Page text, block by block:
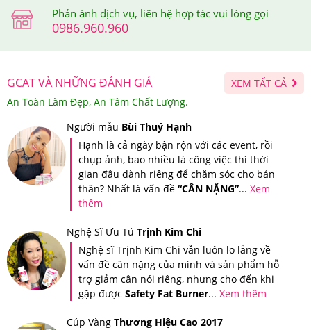
Codeage Amen Omega-3 1500mg phù hợp cho mọi
người tăng cường sức khỏe.
4.Viên Uống Dầu Cá Codeage Amen Omega-3
Bổ sung 2 viên mỗi ngày.
Sản phẩm không phải là thuốc và không có tác dụng
thay thế thuốc.
Phản ánh dịch vụ, liên hệ hợp tác vui lòng gọi
0986.960.960
GCAT VÀ NHỮNG ĐÁNH GIÁ
An Toàn Làm Đẹp, An Tâm Chất Lượng.
XEM TẤT CẢ
Người mẫu Bùi Thuý Hạnh
Hạnh là cả ngày bận rộn với các event, rồi
chụp ảnh, bao nhiều là công việc thì thời
gian đâu dành riêng để chăm sóc cho bản
thân? Nhất là vấn đề “CÂN NẶNG”... Xem
thêm
Nghệ Sĩ Ưu Tú Trịnh Kim Chi
Nghệ sĩ Trịnh Kim Chi vẫn luôn lo lắng về
vấn đề cân nặng của mình và sản phẩm hỗ
trợ giảm cân nói riêng, nhưng cho đến khi
gặp được Safety Fat Burner... Xem thêm
Cúp Vàng Thương Hiệu Cao 2017